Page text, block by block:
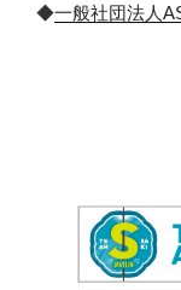
◆一般社団法人